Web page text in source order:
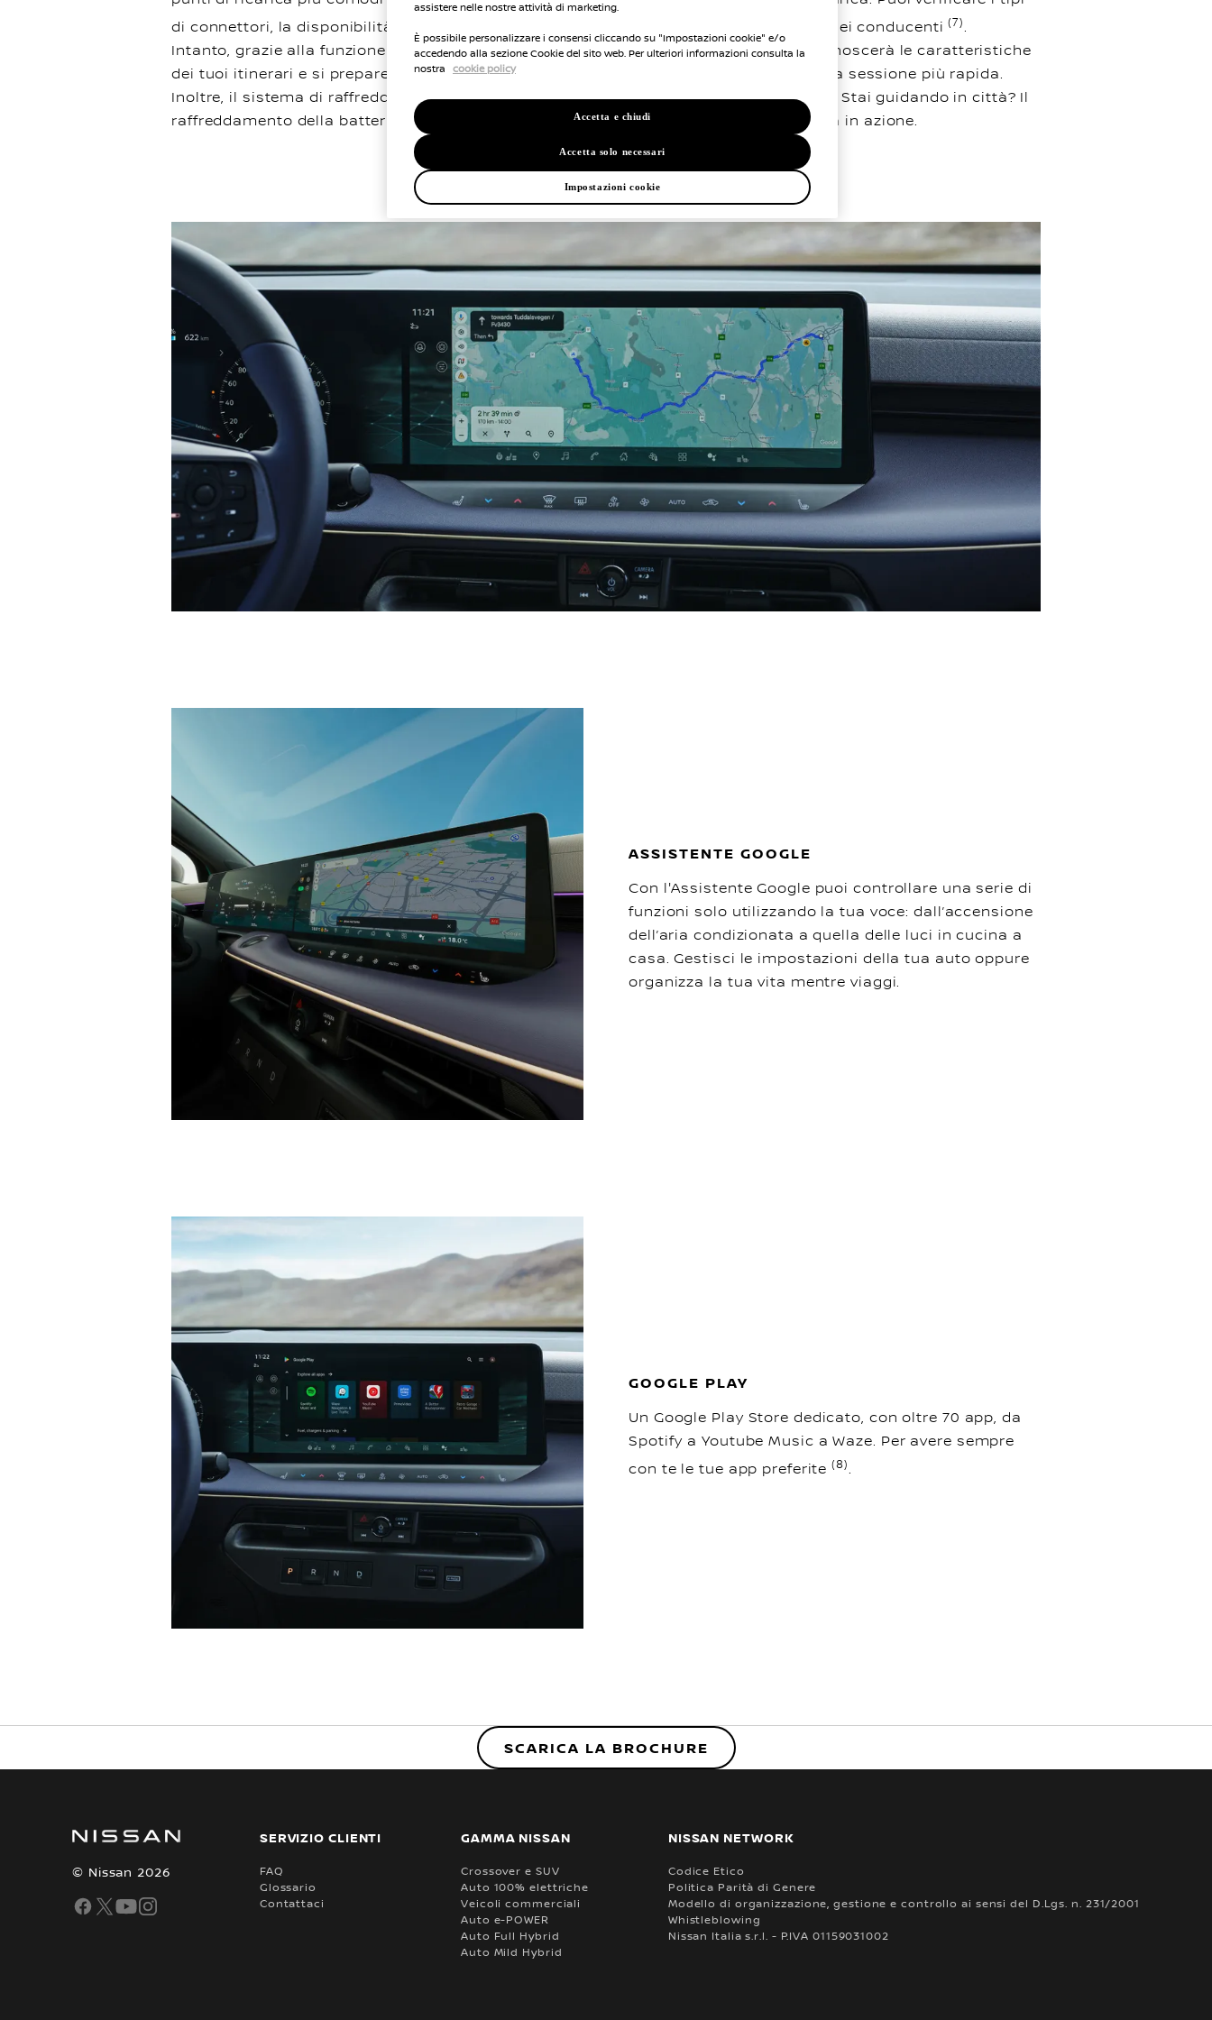
di connettori, la disponibilità, le opzioni di pagamento, i servizi in loco e le recensioni dei conducenti(7).
Intanto, grazie alla funzione Navi-Linked Battery Conditioning, la tua Nissan LEAF riconoscerà le caratteristiche
dei tuoi itinerari e si preparerà per la ricarica ancor prima di iniziare, assicurandoti una sessione più rapida.
Inoltre, il sistema di raffreddamento intelligente della batteria si adatta alla tua guida. Stai guidando in città? Il
raffreddamento della batteria si prende una pausa. Affronti una salita in collina? Torna in azione.
ASSISTENTE GOOGLE
Con l'Assistente Google puoi controllare una serie di
funzioni solo utilizzando la tua voce: dall’accensione
dell’aria condizionata a quella delle luci in cucina a
casa. Gestisci le impostazioni della tua auto oppure
organizza la tua vita mentre viaggi.
GOOGLE PLAY
Un Google Play Store dedicato, con oltre 70 app, da
Spotify a Youtube Music a Waze. Per avere sempre
con te le tue app preferite(8).
SCARICA LA BROCHURE
© Nissan 2026
SERVIZIO CLIENTI
FAQ
Glossario
Contattaci
GAMMA NISSAN
Crossover e SUV
Auto 100% elettriche
Veicoli commerciali
Auto e-POWER
Auto Full Hybrid
Auto Mild Hybrid
NISSAN NETWORK
Codice Etico
Politica Parità di Genere
Modello di organizzazione, gestione e controllo ai sensi del D.Lgs. n. 231/2001
Whistleblowing
Nissan Italia s.r.l. - P.IVA 01159031002
assistere nelle nostre attività di marketing.
È possibile personalizzare i consensi cliccando su "Impostazioni cookie" e/o
accedendo alla sezione Cookie del sito web. Per ulteriori informazioni consulta la
nostra
cookie policy
Accetta solo necessari
Accetta e chiudi
Impostazioni cookie